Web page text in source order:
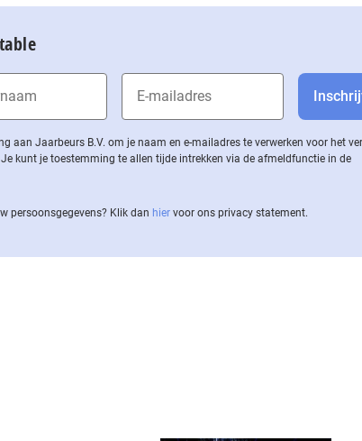
aan Jaarbeurs B.V. om je naam en e-mailadres te verwerken voor het
kunt je toestemming te allen tijde intrekken via de af­meld­func­tie in de
per­soons­ge­ge­vens? Klik dan hier voor ons privacy statement.